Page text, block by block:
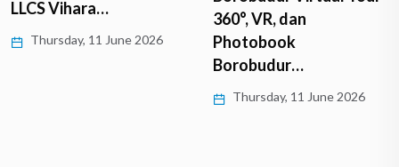
LLCS Vihara…
Thursday, 11 June 2026
360°, VR, dan
Photobook
Borobudur…
Thursday, 11 June 2026